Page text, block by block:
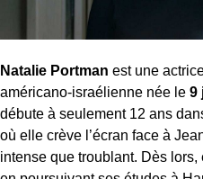
Natalie Portman est une
américano-israélienne née le 9
débute à seulement 12 ans
où elle crève l’écran face à
intense que troublant. Dès